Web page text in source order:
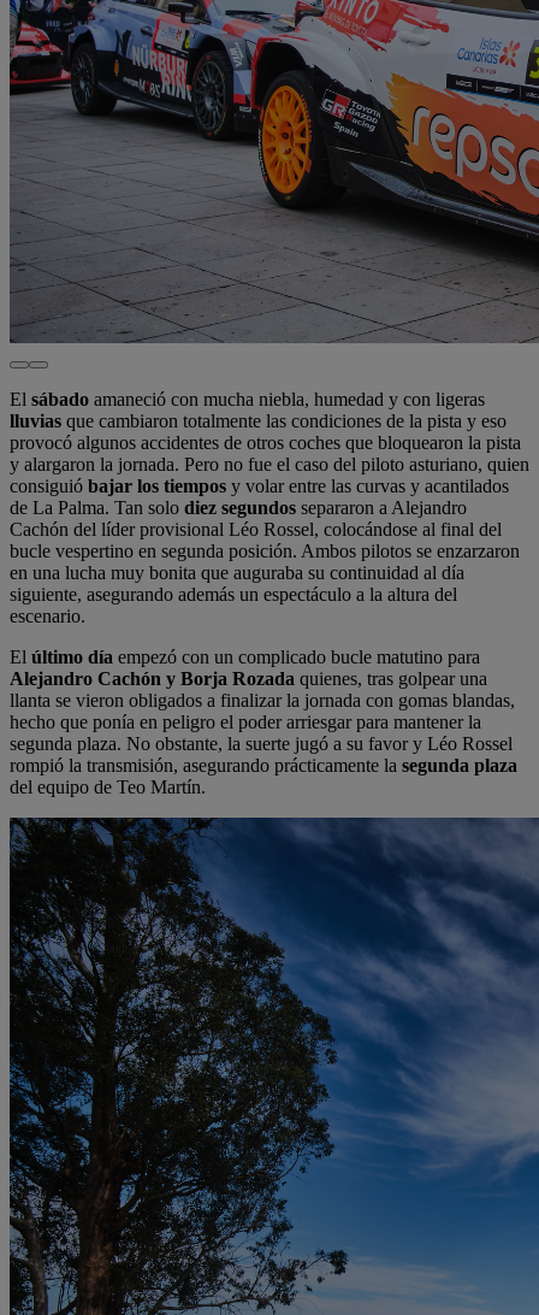
El sábado amaneció con mucha niebla, humedad y con ligeras
lluvias que cambiaron totalmente las condiciones de la pista y eso
provocó algunos accidentes de otros coches que bloquearon la pista
y alargaron la jornada. Pero no fue el caso del piloto asturiano, quien
consiguió bajar los tiempos y volar entre las curvas y acantilados
de La Palma. Tan solo diez segundos separaron a Alejandro
Cachón del líder provisional Léo Rossel, colocándose al final del
bucle vespertino en segunda posición. Ambos pilotos se enzarzaron
en una lucha muy bonita que auguraba su continuidad al día
siguiente, asegurando además un espectáculo a la altura del
escenario.
El último día empezó con un complicado bucle matutino para
Alejandro Cachón y Borja Rozada quienes, tras golpear una
llanta se vieron obligados a finalizar la jornada con gomas blandas,
hecho que ponía en peligro el poder arriesgar para mantener la
segunda plaza. No obstante, la suerte jugó a su favor y Léo Rossel
rompió la transmisión, asegurando prácticamente la segunda plaza
del equipo de Teo Martín.